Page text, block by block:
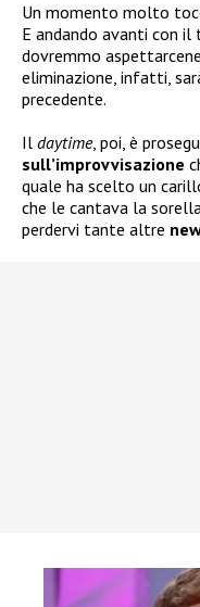
Un momento molto
E andando avanti con
dovremmo
eliminazione, infatti,
precedente.
Il daytime, poi, è
sull’improvvisazione
quale ha scelto un
che le cantava la
perdervi tante altre